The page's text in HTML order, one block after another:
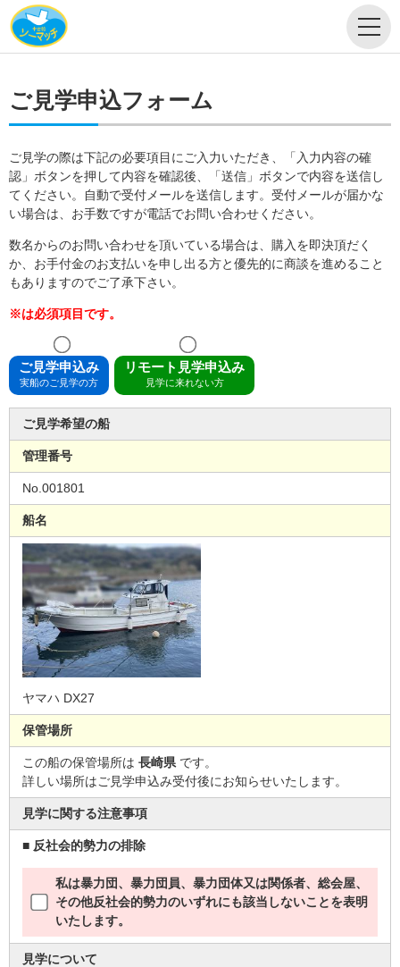
ご見学申込フォーム
ご見学の際は下記の必要項目にご入力いただき、「入力内容の確
認」ボタンを押して内容を確認後、「送信」ボタンで内容を送信し
てください。自動で受付メールを送信します。受付メールが届かな
い場合は、お手数ですが電話でお問い合わせください。
数名からのお問い合わせを頂いている場合は、購入を即決頂だく
か、お手付金のお支払いを申し出る方と優先的に商談を進めること
もありますのでご了承下さい。
※は必須項目です。
ご見学申込み
実船のご見学の方
リモート見学申込み
見学に来れない方
ご見学希望の船
管理番号
No.001801
船名
ヤマハ DX27
保管場所
この船の保管場所は 長崎県 です。
詳しい場所はご見学申込み受付後にお知らせいたします。
見学に関する注意事項
■ 反社会的勢力の排除
私は暴力団、暴力団員、暴力団体又は関係者、総会屋、
その他反社会的勢力のいずれにも該当しないことを表明
いたします。
見学について